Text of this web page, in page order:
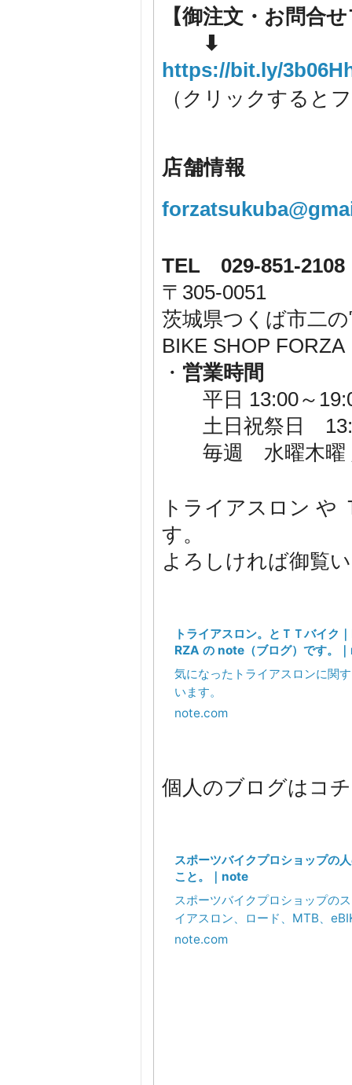
【御注文・お問合
⬇
https://bit.ly/
（クリックすると
店舗情報
TEL 029-851-2108
〒305-0051
茨城県つくば市二
BIKE SHOP
・ 営業時間
平日 13:00～
土日祝祭日
毎週 水曜木曜
トライアスロン や
す。
よろしければ御覧
トライアスロン。とＴＴバイク
RZA の note（ブログ）です。
気になったトライアスロンに関
います。
note.com
個人のブログはコ
スポーツバイクプロショップの
こと。｜note
スポーツバイクプロショップの
イアスロン、ロード、MTB、
ます。 Sales, Mec
note.com